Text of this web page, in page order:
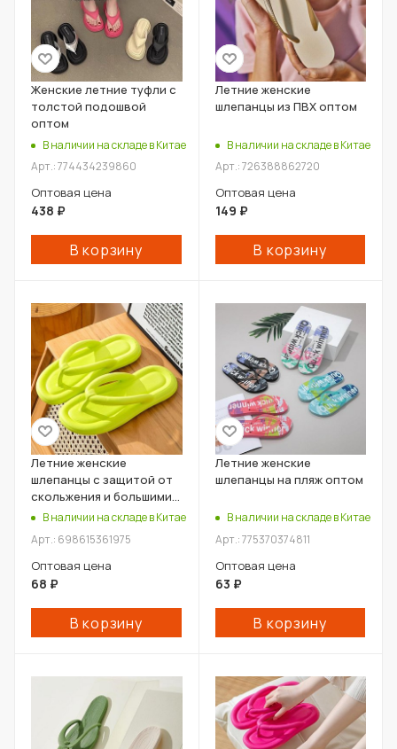
Женские летние туфли с
толстой подошвой
оптом
В наличии на складе в Китае
Арт.: 774434239860
Оптовая цена
438 ₽
В корзину
Летние женские
шлепанцы из ПВХ оптом
В наличии на складе в Китае
Арт.: 726388862720
Оптовая цена
149 ₽
В корзину
Летние женские
шлепанцы с защитой от
скольжения и большими
размерами оптом
В наличии на складе в Китае
Арт.: 698615361975
Оптовая цена
68 ₽
В корзину
Летние женские
шлепанцы на пляж оптом
В наличии на складе в Китае
Арт.: 775370374811
Оптовая цена
63 ₽
В корзину